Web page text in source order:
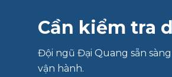
Cần kiểm tra
Đội ngũ Đại Quang sẵn
vận hành.